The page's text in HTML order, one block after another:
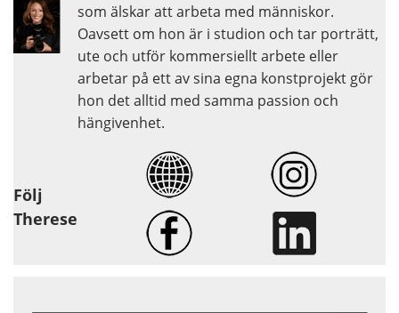
som älskar att arbeta med människor.
Oavsett om hon är i studion och tar porträtt,
ute och utför kommersiellt arbete eller
arbetar på ett av sina egna konstprojekt gör
hon det alltid med samma passion och
hängivenhet.
Följ
Therese